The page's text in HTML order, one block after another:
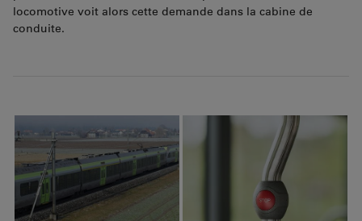
locomotive voit alors cette demande dans la cabine de
conduite.